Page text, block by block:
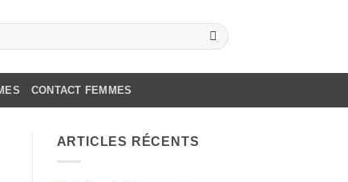
CONTACT FEMMES
ARTICLES RÉCENTS